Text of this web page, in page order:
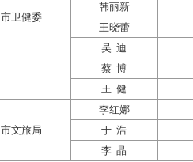
市卫健委
韩丽新
王晓蕾
吴 迪
蔡 博
王 健
市文旅局
李红娜
于 浩
李 晶